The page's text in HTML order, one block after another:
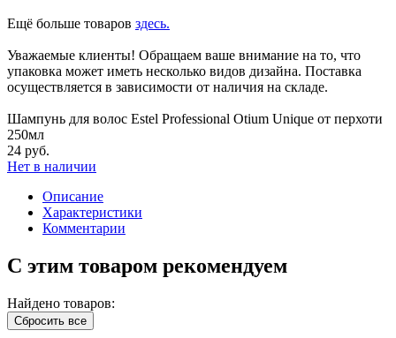
Ещё больше товаров здесь.
Уважаемые клиенты! Обращаем ваше внимание на то, что
упаковка может иметь несколько видов дизайна. Поставка
осуществляется в зависимости от наличия на складе.
Шампунь для волос Estel Professional Otium Unique от перхоти
250мл
24 руб.
Нет в наличии
Описание
Характеристики
Комментарии
С этим товаром рекомендуем
Найдено товаров:
Сбросить все